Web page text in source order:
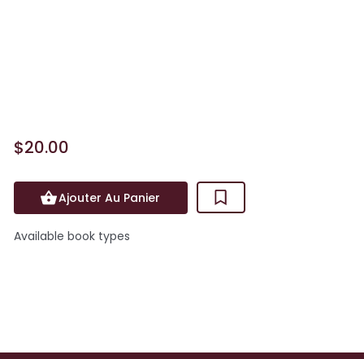
$20.00
Ajouter Au Panier
Available book types